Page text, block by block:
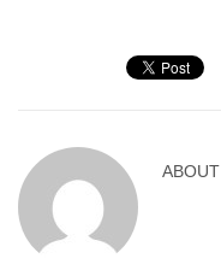
ABOUT